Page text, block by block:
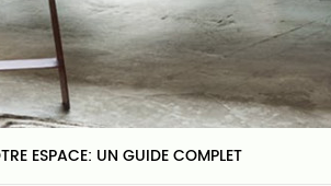
ESPACE: UN GUIDE COMPLET